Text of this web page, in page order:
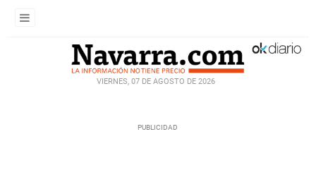
VIERNES, 07 DE AGOSTO DE 2026